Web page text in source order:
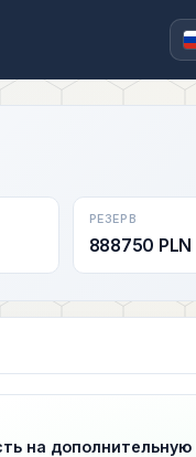
РЕЗЕРВ
888750 PLN
на дополнительную